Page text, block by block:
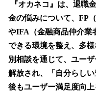
『オカネコ』は、退職
金の悩みについて、FP
やIFA（金融商品仲介業
できる環境を整え、多
別相談を通じて、ユー
解放され、「自分らし
後もユーザー満足度向上